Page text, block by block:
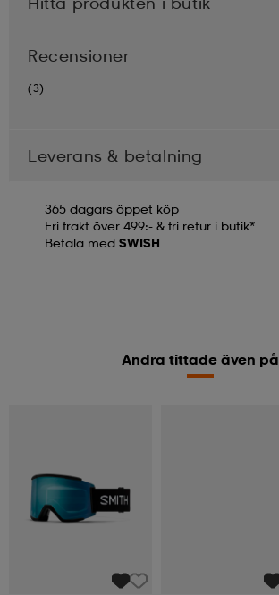
Recensioner
(3)
Leverans & betalning
365 dagars öppet köp
Fri frakt över 499:- & fri retur i butik*
Betala med SWISH
Andra tittade även på